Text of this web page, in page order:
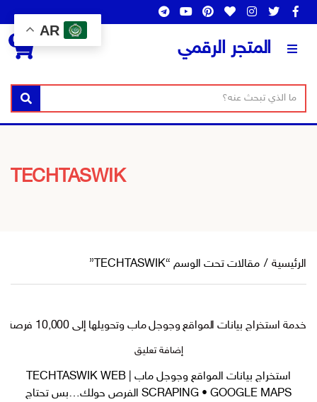
المتجر الرقمي
س
ف
ص
ا
بحث
0
TECHTASWIK
الرئيسية / مقالات تحت الوسم “TECHTASWIK”
خدمة استخراج بيانات المواقع وجوجل ماب وتحويلها إلى 10,000 فرصة داخل ملف واحد
إضافة تعليقعلى
استخراج
بيانات
استخراج بيانات المواقع وجوجل ماب | TECHTASWIK WEB
SCRAPING • GOOGLE MAPS الفرص حولك…بس تحتاج
AR